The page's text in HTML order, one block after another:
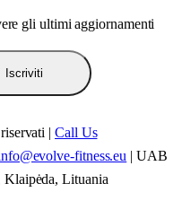
gli ultimi aggiornamenti
Iscriviti
| Call Us
fitness.eu | UAB
Klaipėda, Lituania